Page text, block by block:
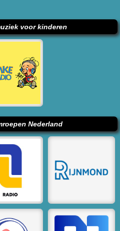
voor kinderen
Nederland